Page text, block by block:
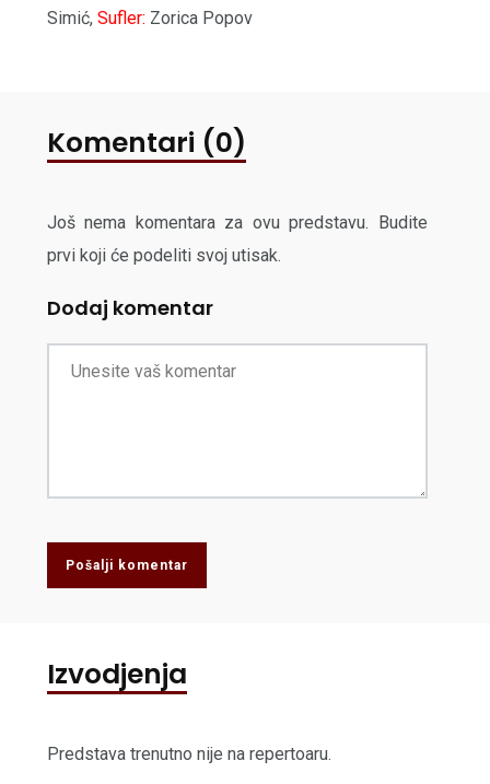
Simić, Sufler: Zorica Popov
Komentari (0)
Još nema komentara za ovu predstavu. Budite
prvi koji će podeliti svoj utisak.
Dodaj komentar
Pošalji komentar
Izvodjenja
Predstava trenutno nije na repertoaru.